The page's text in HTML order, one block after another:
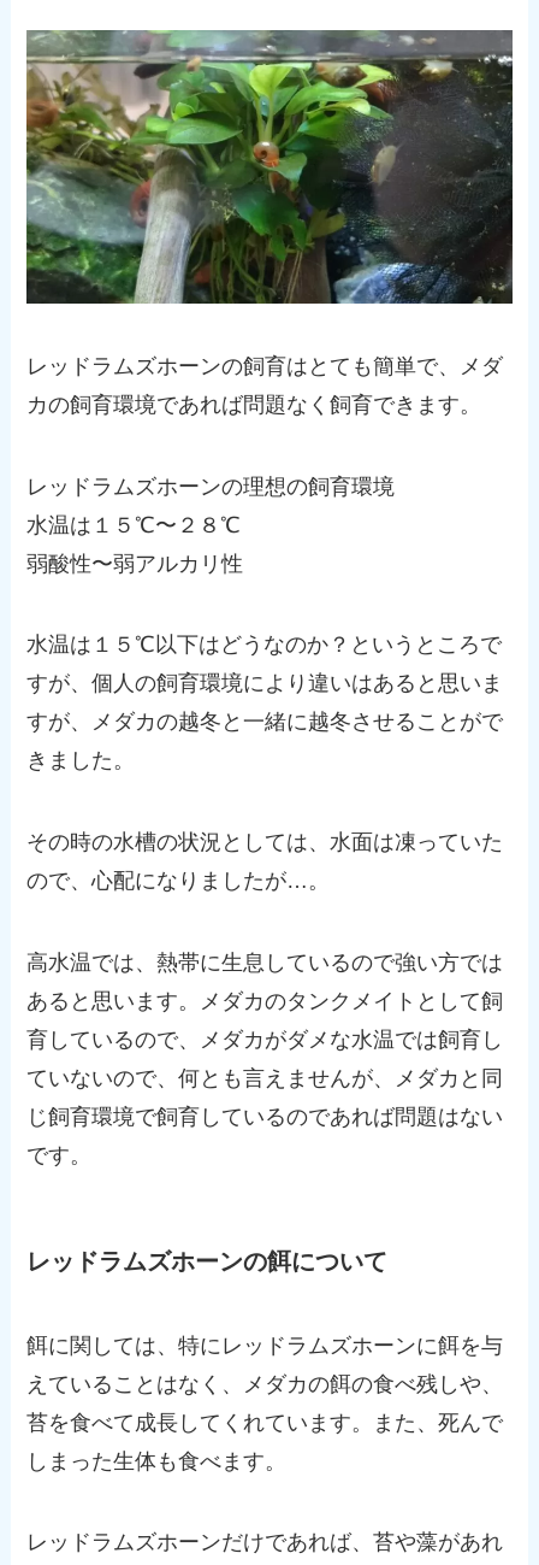
レッドラムズホーンの飼育はとても簡単で、メダ
カの飼育環境であれば問題なく飼育できます。
レッドラムズホーンの理想の飼育環境
水温は１５℃〜２８℃
弱酸性〜弱アルカリ性
水温は１５℃以下はどうなのか？というところで
すが、個人の飼育環境により違いはあると思いま
すが、メダカの越冬と一緒に越冬させることがで
きました。
その時の水槽の状況としては、水面は凍っていた
ので、心配になりましたが…。
高水温では、熱帯に生息しているので強い方では
あると思います。メダカのタンクメイトとして飼
育しているので、メダカがダメな水温では飼育し
ていないので、何とも言えませんが、メダカと同
じ飼育環境で飼育しているのであれば問題はない
です。
レッドラムズホーンの餌について
餌に関しては、特にレッドラムズホーンに餌を与
えていることはなく、メダカの餌の食べ残しや、
苔を食べて成長してくれています。また、死んで
しまった生体も食べます。
レッドラムズホーンだけであれば、苔や藻があれ